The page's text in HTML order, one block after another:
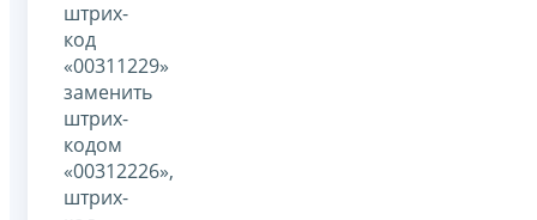
штрих-
код
«00311229»
заменить
штрих-
кодом
«00312226»,
штрих-